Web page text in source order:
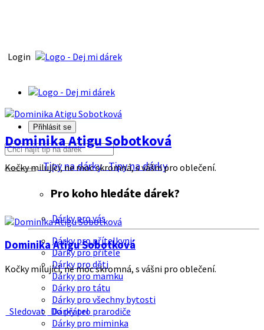
Login
Přihlásit se
Tipy na dárkyTipy na dárky
Pro koho hledáte dárek?
Dárky pro vás
Dárky pro přítelkyni
Dárky pro přítele
Dárky pro děti
Dárky pro mamku
Dárky pro tátu
Dárky pro všechny bytosti
Dárky pro prarodiče
Dárky pro miminka
Dominika Atigu Sobotková
Kočky milující, ne moc skromná, s vášni pro oblečení.
Dominika Atigu Sobotková
Kočky milující, ne moc skromná, s vášni pro oblečení.
Sledovat Do přátel